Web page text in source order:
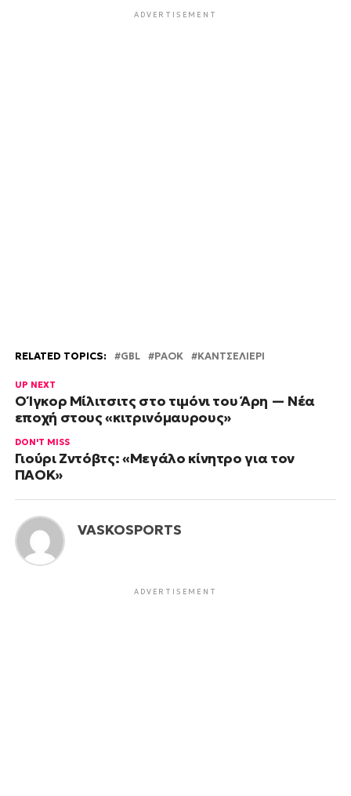
ADVERTISEMENT
RELATED TOPICS: GBL PAOK ΚΑΝΤΣΕΛΙΈΡΙ
UP NEXT
Ο Ίγκορ Μίλιτσιτς στο τιμόνι του Άρη — Νέα
εποχή στους «κιτρινόμαυρους»
DON'T MISS
Γιούρι Ζντόβτς: «Μεγάλο κίνητρο για τον
ΠΑΟΚ»
VASKOSPORTS
ADVERTISEMENT